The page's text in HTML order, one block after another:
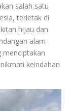
salah satu
terletak di
hijau dan
alam
menciptakan
keindahan